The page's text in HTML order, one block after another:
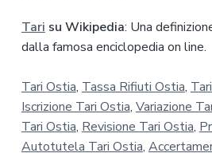
Tari su Wikipedia: Una
dalla famosa enciclopedia on line.
Tari Ostia, Tassa Rifiuti Ostia,
Iscrizione Tari Ostia, Variazione
Tari Ostia, Revisione Tari Ostia,
Autotutela Tari Ostia,